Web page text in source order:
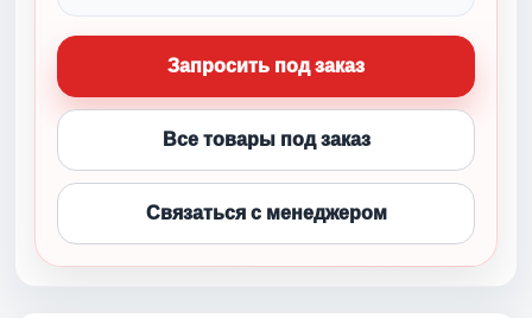
Запросить под заказ
Все товары под заказ
Связаться с менеджером